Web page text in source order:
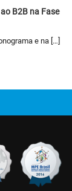
B2B na Fase
e na […]